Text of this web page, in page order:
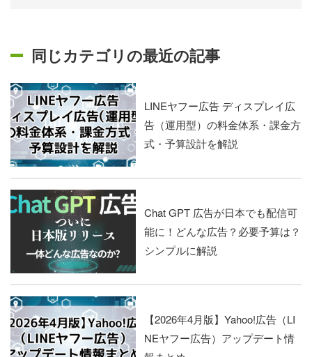
同じカテゴリの最近の記事
LINEヤフー広告 ディスプレイ広
告（運用型）の料金体系・課金方
式・予算設計を解説
Chat GPT 広告が日本でも配信可
能に！どんな広告？必要予算は？
シンプルに解説
【2026年4月版】Yahoo!広告（LI
NEヤフー広告）アップデート情